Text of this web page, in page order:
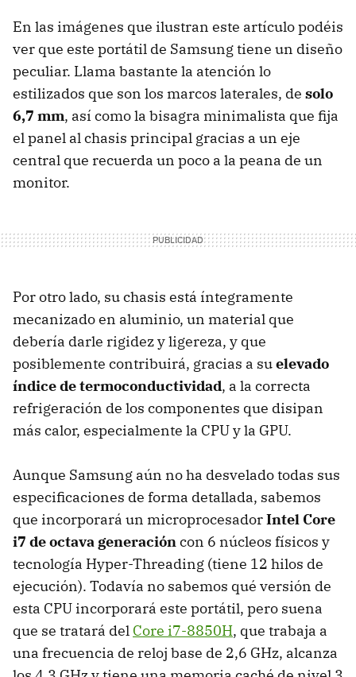
En las imágenes que ilustran este artículo podéis
ver que este portátil de Samsung tiene un diseño
peculiar. Llama bastante la atención lo
estilizados que son los marcos laterales, de solo
6,7 mm, así como la bisagra minimalista que fija
el panel al chasis principal gracias a un eje
central que recuerda un poco a la peana de un
monitor.
Por otro lado, su chasis está íntegramente
mecanizado en aluminio, un material que
debería darle rigidez y ligereza, y que
posiblemente contribuirá, gracias a suelevado
índice de termoconductividad, a la correcta
refrigeración de los componentes que disipan
más calor, especialmente la CPU y la GPU.
Aunque Samsung aún no ha desvelado todas sus
especificaciones de forma detallada, sabemos
que incorporará un microprocesadorIntel Core
i7 de octava generacióncon 6 núcleos físicos y
tecnología Hyper-Threading (tiene 12 hilos de
ejecución). Todavía no sabemos qué versión de
esta CPU incorporará este portátil, pero suena
que se tratará del Core i7-8850H, que trabaja a
una frecuencia de reloj base de 2,6 GHz, alcanza